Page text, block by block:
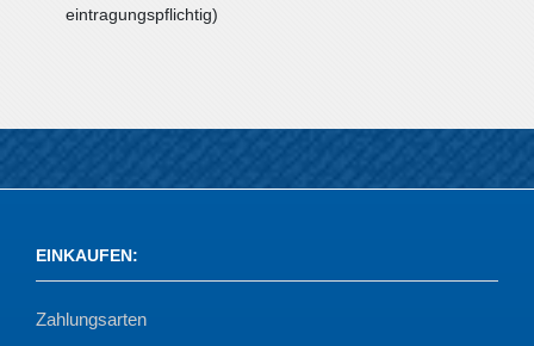
eintragungspflichtig)
EINKAUFEN:
Zahlungsarten